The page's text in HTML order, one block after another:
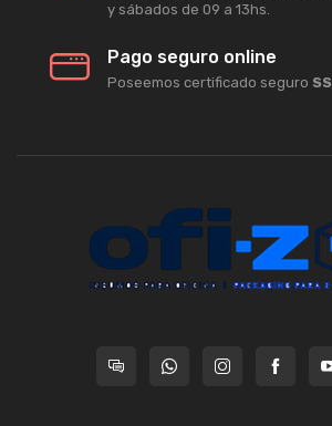
y sábados de 09 a 13hs.
Pago seguro online
Poseemos certificado seguro